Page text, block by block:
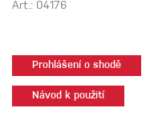
Art.: 04176
Prohlášení o shodě
Návod k použití